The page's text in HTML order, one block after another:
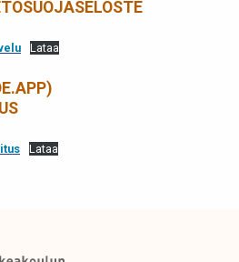
Lataa
Lataa